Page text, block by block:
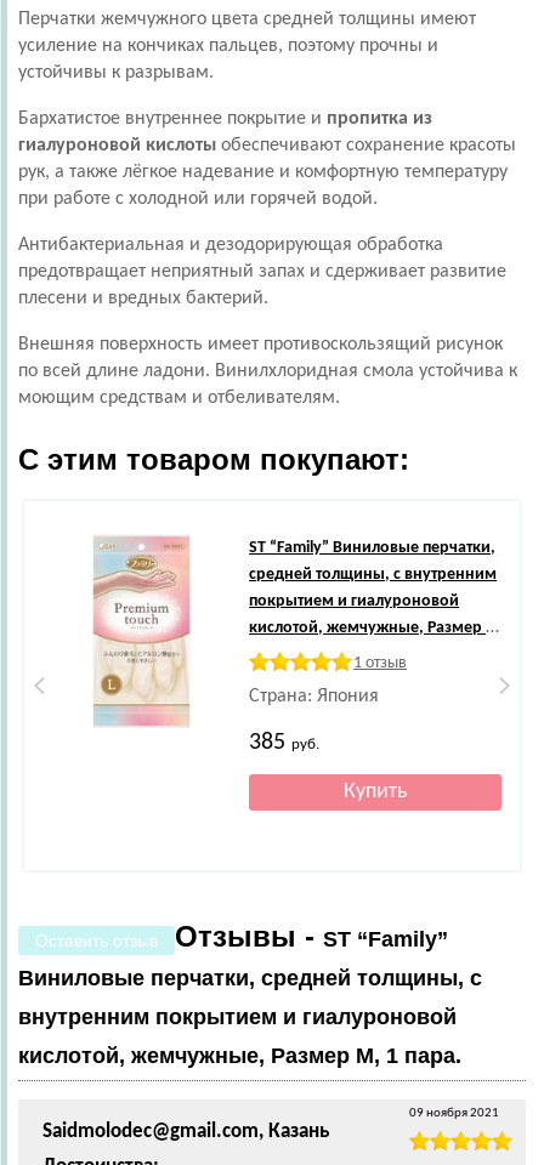
Перчатки жемчужного цвета средней толщины имеют
усиление на кончиках пальцев, поэтому прочны и
устойчивы к разрывам.
Бархатистое внутреннее покрытие и пропитка из
гиалуроновой кислоты обеспечивают сохранение красоты
рук, а также лёгкое надевание и комфортную температуру
при работе с холодной или горячей водой.
Антибактериальная и дезодорирующая обработка
предотвращает неприятный запах и сдерживает развитие
плесени и вредных бактерий.
Внешняя поверхность имеет противоскользящий рисунок
по всей длине ладони. Винилхлоридная смола устойчива к
моющим средствам и отбеливателям.
С этим товаром покупают:
ST “Family” Виниловые перчатки,
средней толщины, с внутренним
покрытием и гиалуроновой
кислотой, жемчужные, Размер L,
1 пара.
1 отзыв
Страна: Япония
385руб.
Оставить отзыв Отзывы - ST “Family”
Виниловые перчатки, средней толщины, с
внутренним покрытием и гиалуроновой
кислотой, жемчужные, Размер M, 1 пара.
Saidmolodec@gmail.com, Казань
09 ноября 2021